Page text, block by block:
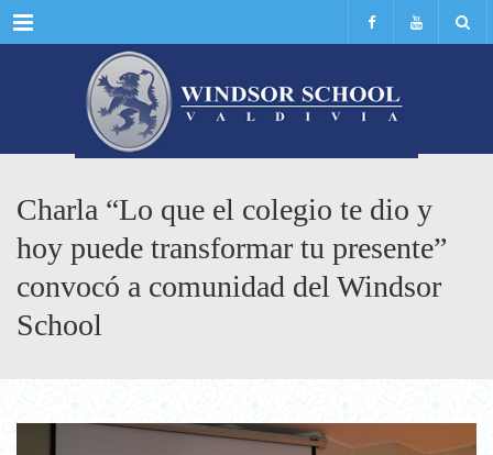
Menu
Charla “Lo que el colegio te dio y
hoy puede transformar tu presente”
convocó a comunidad del Windsor
School